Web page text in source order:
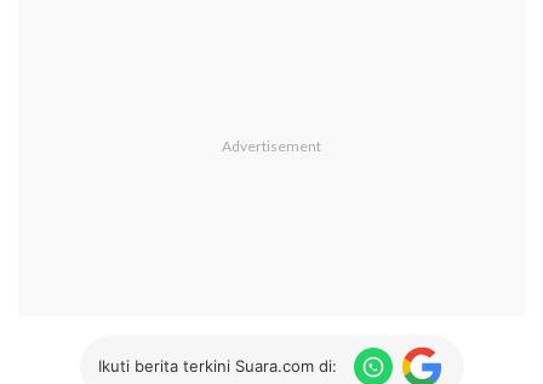
Ikuti berita terkini Suara.com di: